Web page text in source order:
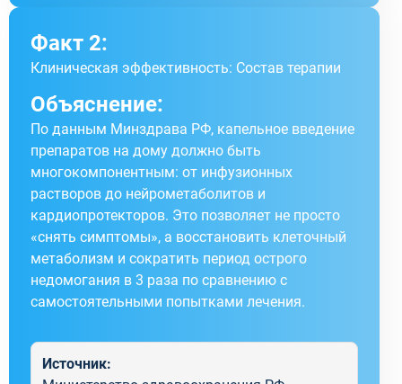
Факт 2:
Клиническая эффективность: Состав терапии
Объяснение:
По данным Минздрава РФ, капельное введение
препаратов на дому должно быть
многокомпонентным: от инфузионных
растворов до нейрометаболитов и
кардиопротекторов. Это позволяет не просто
«снять симптомы», а восстановить клеточный
метаболизм и сократить период острого
недомогания в 3 раза по сравнению с
самостоятельными попытками лечения.
Источник: